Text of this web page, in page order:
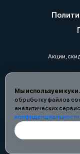
Мы используем куки.
обработку файлов
аналитических
конфиденциальности
Акции,